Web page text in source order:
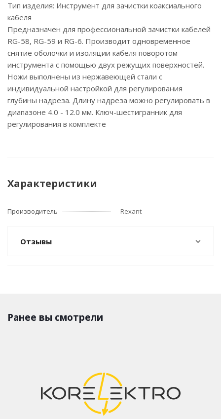
Тип изделия: Инструмент для зачистки коаксиального
кабеля
Предназначен для профессиональной зачистки кабелей
RG-58, RG-59 и RG-6. Производит одновременное
снятие оболочки и изоляции кабеля поворотом
инструмента с помощью двух режущих поверхностей.
Ножи выполнены из нержавеющей стали с
индивидуальной настройкой для регулирования
глубины надреза. Длину надреза можно регулировать в
диапазоне 4.0 - 12.0 мм. Ключ-шестигранник для
регулирования в комплекте
Характеристики
Производитель Rexant
Отзывы
Ранее вы смотрели